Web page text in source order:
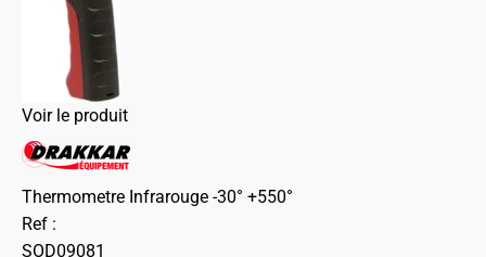
Voir le produit
Thermometre Infrarouge -30° +550°
Ref :
SOD09081